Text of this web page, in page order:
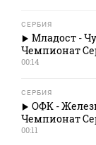
СЕРБИЯ
Младост -
Чемпионат
00:14
СЕРБИЯ
ОФК -
Чемпионат
00:11